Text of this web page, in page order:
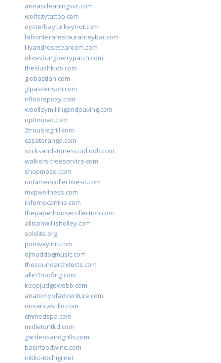
annascleaningsvc.com
wolfcitytattoo.com
oysterbayturkeytrot.com
lafronterarestauranteybar.com
lilyandrosetearoom.com
olivesburgberrypatch.com
theslushkids.com
giobastian.com
glpascensori.com
rifloorepoxy.com
woolleymillingandpaving.com
uptonpvd.com
2troublegrill.com
casateranga.com
sticksandstonesstudiooh.com
walkers-treeservice.com
shopmossi.com
untamedcollectivesd.com
mxpwellness.com
infernocanine.com
thepaperhousecollection.com
allisonwillisholley.com
solslite.org
portwayinn.com
djmaddogmusic.com
thesoundarchitects.com
allin1roofing.com
keepjudgewebb.com
anatomyofadventure.com
drivancastillo.com
cmmedspa.com
midletontkd.com
gardensandgrills.com
basilfoodwine.com
nikko-tochigi.net